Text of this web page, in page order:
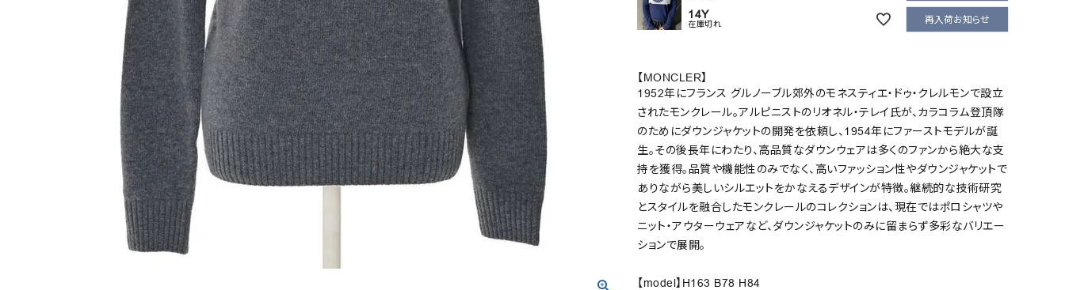
14Y
在庫切れ 再入荷お知らせ
【MONCLER】
1952年にフランス グルノーブル郊外のモネスティエ・ドゥ・クレルモンで設立
されたモンクレール。アルピニストのリオネル・テレイ氏が、カラコラム登頂隊
のためにダウンジャケットの開発を依頼し、1954年にファーストモデルが誕
生。その後長年にわたり、高品質なダウンウェアは多くのファンから絶大な支
持を獲得。品質や機能性のみでなく、高いファッション性やダウンジャケットで
ありながら美しいシルエットをかなえるデザインが特徴。継続的な技術研究
とスタイルを融合したモンクレールのコレクションは、現在ではポロシャツや
ニット・アウターウェアなど、ダウンジャケットのみに留まらず多彩なバリエー
ションで展開。
【model】H163 B78 H84